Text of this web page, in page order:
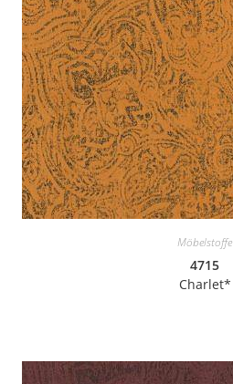
Möbelstoffe
4715
Charlet*